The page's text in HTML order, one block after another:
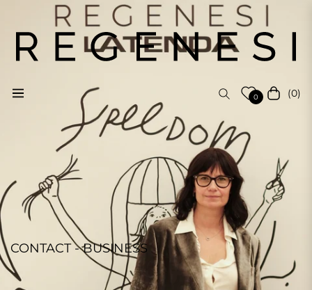
Navigation 0 Cart (0)
CONTACT - BUSINESS